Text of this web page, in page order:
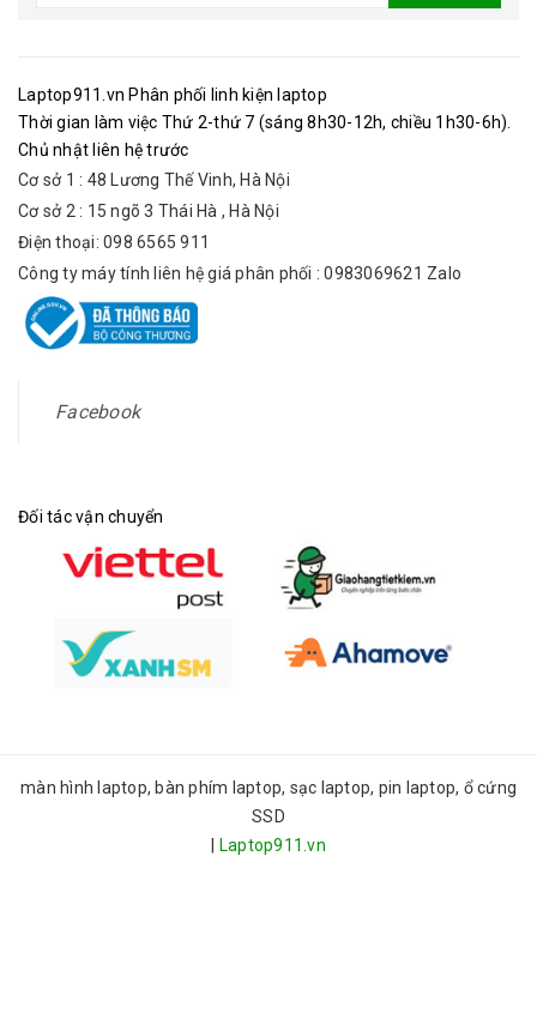
Laptop911.vn Phân phối linh kiện laptop
Thời gian làm việc Thứ 2-thứ 7 (sáng 8h30-12h, chiều 1h30-6h).
Chủ nhật liên hệ trước
Cơ sở 1 : 48 Lương Thế Vinh, Hà Nội
Cơ sở 2 : 15 ngõ 3 Thái Hà , Hà Nội
Điện thoại: 098 6565 911
Công ty máy tính liên hệ giá phân phối : 0983069621 Zalo
Facebook
Đối tác vận chuyển
màn hình laptop, bàn phím laptop, sạc laptop, pin laptop, ổ cứng
SSD
Laptop911.vn